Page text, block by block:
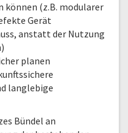
können (z.B. modularer
Gerät
anstatt der Nutzung
planen
langlebige
Bündel an